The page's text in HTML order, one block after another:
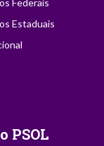
Estaduais
PSOL